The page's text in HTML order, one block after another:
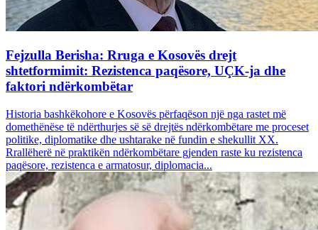
Fejzulla Berisha: Rruga e Kosovës drejt
shtetformimit: Rezistenca paqësore, UÇK-ja dhe
faktori ndërkombëtar
Historia bashkëkohore e Kosovës përfaqëson një nga rastet më
domethënëse të ndërthurjes së së drejtës ndërkombëtare me proceset
politike, diplomatike dhe ushtarake në fundin e shekullit XX.
Rrallëherë në praktikën ndërkombëtare gjenden raste ku rezistenca
paqësore, rezistenca e armatosur, diplomacia...